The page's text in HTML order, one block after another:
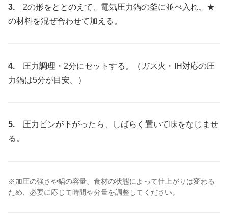
3. 2の形をととのえて、電気圧力鍋の釜に並べ入れ、★
の材料を混ぜ合わせて加える。
4. 圧力調理・2分にセットする。（ガス火・IH対応の圧
力鍋は5分が目安。）
5. 圧力ピンが下がったら、しばらく置いて味をなじませ
る。
※加圧の強さや鍋の容量、食材の状態によって仕上がりは変わる
ため、必要に応じて時間や分量を調整してください。